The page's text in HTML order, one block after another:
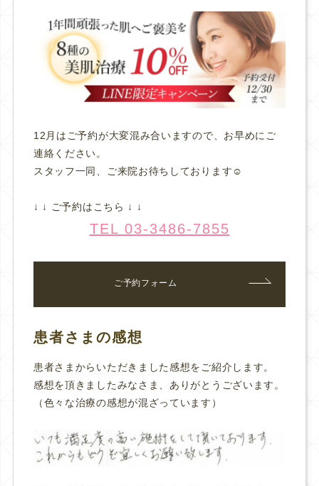
12月はご予約が大変混み合いますので、お早めにご
連絡ください。
スタッフ一同、ご来院お待ちしております☺️
↓ ↓ ご予約はこちら ↓ ↓
TEL 03-3486-7855
ご予約フォーム
患者さまの感想
患者さまからいただきました感想をご紹介します。
感想を頂きましたみなさま、ありがとうございます。
（色々な治療の感想が混ざっています）